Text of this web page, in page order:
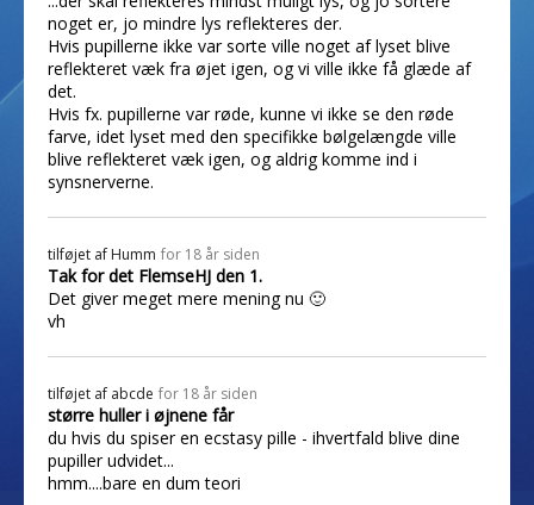
noget er, jo mindre lys reflekteres der.
Hvis pupillerne ikke var sorte ville noget af lyset blive
reflekteret væk fra øjet igen, og vi ville ikke få glæde af
det.
Hvis fx. pupillerne var røde, kunne vi ikke se den røde
farve, idet lyset med den specifikke bølgelængde ville
blive reflekteret væk igen, og aldrig komme ind i
synsnerverne.
tilføjet af Humm for 18 år siden
Tak for det FlemseHJ den 1.
Det giver meget mere mening nu 🙂
vh
tilføjet af abcde for 18 år siden
større huller i øjnene får
du hvis du spiser en ecstasy pille - ihvertfald blive dine
pupiller udvidet...
hmm....bare en dum teori